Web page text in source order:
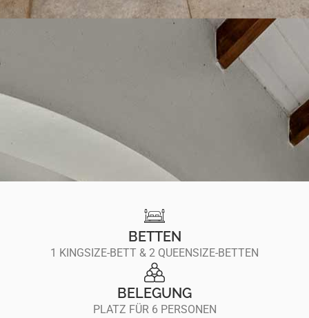
BETTEN
1 KINGSIZE-BETT & 2 QUEENSIZE-BETTEN
BELEGUNG
PLATZ FÜR 6 PERSONEN